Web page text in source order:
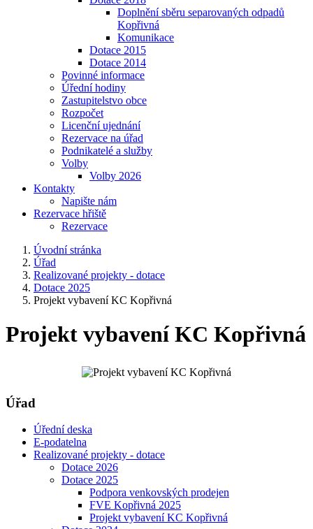
Doplnění sběru separovaných odpadů
Kopřivná
Komunikace
Dotace 2015
Dotace 2014
Povinné informace
Úřední hodiny
Zastupitelstvo obce
Rozpočet
Licenční ujednání
Rezervace na úřad
Podnikatelé a služby
Volby
Volby 2026
Kontakty
Napište nám
Rezervace hřiště
Rezervace
Úvodní stránka
Úřad
Realizované projekty - dotace
Dotace 2025
Projekt vybavení KC Kopřivná
Projekt vybavení KC Kopřivná
Úřad
Úřední deska
E-podatelna
Realizované projekty - dotace
Dotace 2026
Dotace 2025
Podpora venkovských prodejen
FVE Kopřivná 2025
Projekt vybavení KC Kopřivná